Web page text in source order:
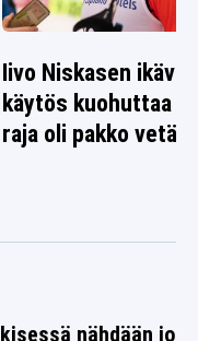
Iivo Niskasen ikävä
käytös kuohuttaa –
raja oli pakko vetää
nähdään jo